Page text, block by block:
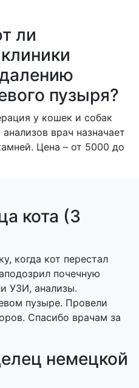
ли
пузыря?
у кошек и собак
врач назначает
Цена – от 5000 до
кота (3
когда кот перестал
почечную
УЗИ, анализы.
пузыре. Провели
Спасибо врачам за
немецкой